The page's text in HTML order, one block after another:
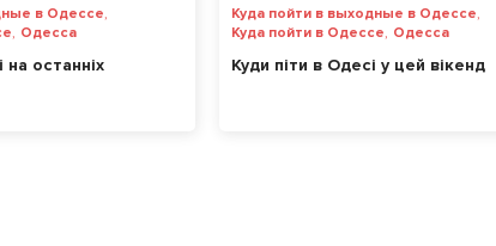
в Одессе,
, Одесса
на останніх
Куда пойти в выходные в Одессе,
Куда пойти в Одессе, Одесса
Куди піти в Одесі у цей вікенд